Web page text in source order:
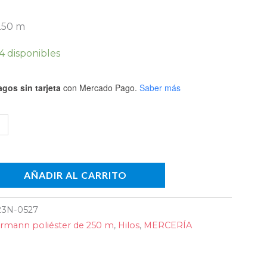
m
disponibles
sin tarjetacon Mercado Pago. Saber más
AÑADIR AL CARRITO
0527
poliéster de 250 m, Hilos, MERCERÍA